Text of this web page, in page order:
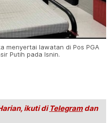
menyertai lawatan di Pos PGA
Putih pada Isnin.
ikuti di Telegramdan